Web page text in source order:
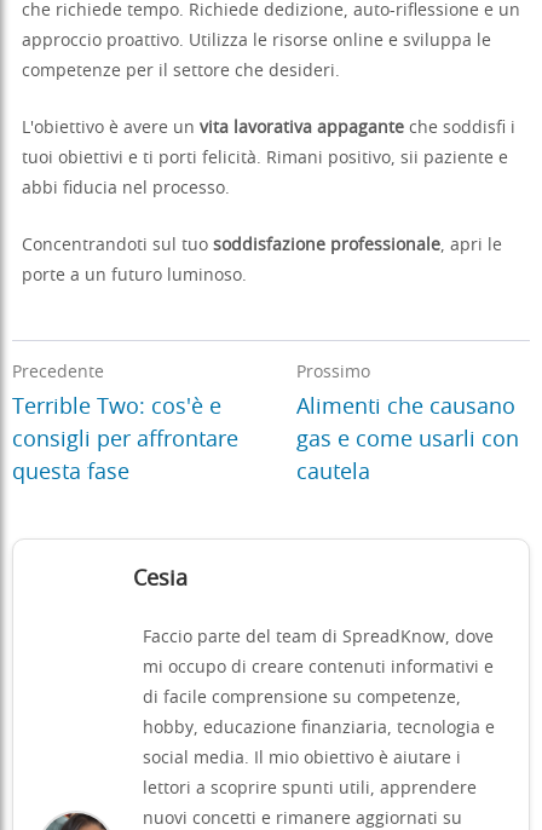
che richiede tempo. Richiede dedizione, auto-riflessione e un
approccio proattivo. Utilizza le risorse online e sviluppa le
competenze per il settore che desideri.
L'obiettivo è avere un vita lavorativa appagante che soddisfi i
tuoi obiettivi e ti porti felicità. Rimani positivo, sii paziente e
abbi fiducia nel processo.
Concentrandoti sul tuo soddisfazione professionale , apri le
porte a un futuro luminoso.
Precedente
Terrible Two: cos'è e
consigli per affrontare
questa fase
Prossimo
Alimenti che causano
gas e come usarli con
cautela
Cesia
Faccio parte del team di SpreadKnow, dove
mi occupo di creare contenuti informativi e
di facile comprensione su competenze,
hobby, educazione finanziaria, tecnologia e
social media. Il mio obiettivo è aiutare i
lettori a scoprire spunti utili, apprendere
nuovi concetti e rimanere aggiornati su